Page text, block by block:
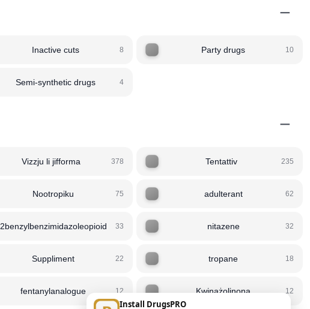
−
Inactive cuts 8 Party drugs 10
Semi-synthetic drugs 4
−
Vizzju li jifforma 378 Tentattiv 235
Nootropiku 75 adulterant 62
2benzylbenzimidazoleopioid 33 nitazene 32
Suppliment 22 tropane 18
fentanylanalogue 12 Kwinażolinona 12
Install DrugsPRO